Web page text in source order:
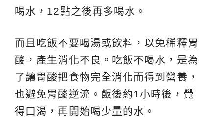
喝水，12點之後再多喝水。
而且吃飯不要喝湯或飲料，以免稀釋胃
酸，產生消化不良。吃飯不喝水，是為
了讓胃酸把食物完全消化而得到營養，
也避免胃酸逆流。飯後約1小時後，覺
得口渴，再開始喝少量的水。